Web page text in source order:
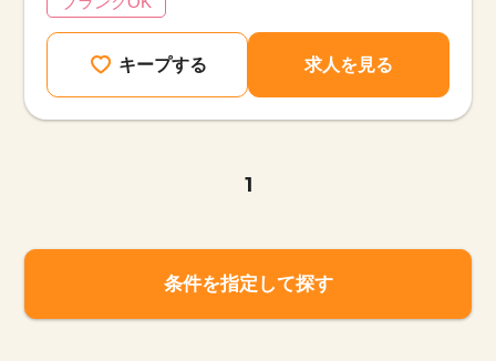
キープする 求人を見る
1
条件を指定して探す